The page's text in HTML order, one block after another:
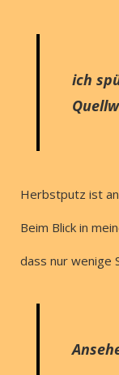
ich
Herbstputz ist
Beim Blick in
dass nur wenige